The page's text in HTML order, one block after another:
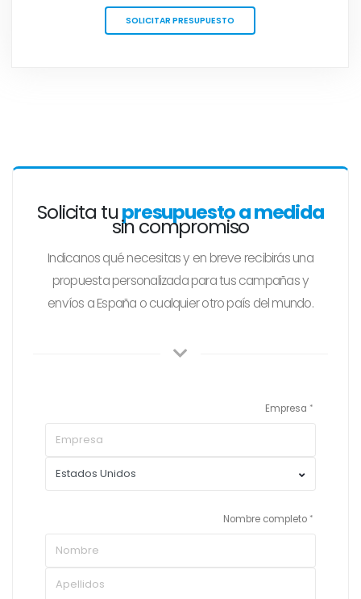
SOLICITAR PRESUPUESTO
Solicita tupresupuesto a medida
sin compromiso
Indicanos qué necesitas y en breve recibirás una
propuesta personalizada para tus campañas y
envíos a España o cualquier otro país del mundo.
Empresa
Nombre completo